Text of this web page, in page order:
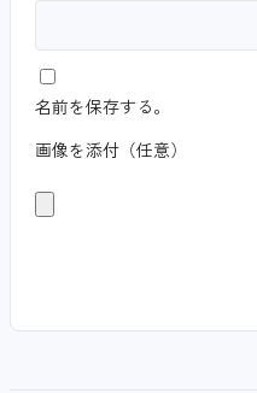
名前を保存する。
画像を添付（任意）